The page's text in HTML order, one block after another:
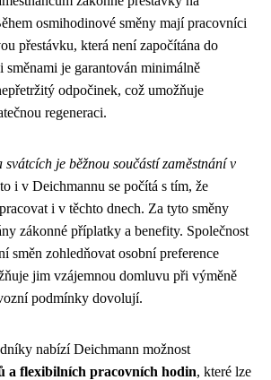
osmihodinové směny mají pracovníci
přestávku, která není započítána do
je garantován minimálně
odpočinek, což umožňuje
regeneraci.
svátcích je běžnou součástí zaměstnání v
i v Deichmannu se počítá s tím, že
i v těchto dnech. Za tyto směny
zákonné příplatky a benefity. Společnost
směn zohledňovat osobní preference
jim vzájemnou domluvu při výměně
podmínky dovolují.
nabízí Deichmann možnost
a flexibilních pracovních hodin, které lze